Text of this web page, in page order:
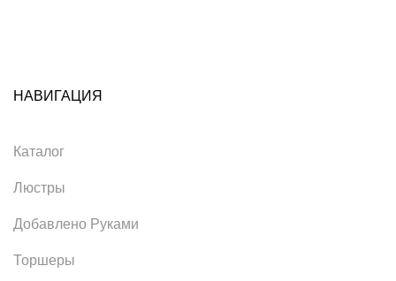
НАВИГАЦИЯ
Каталог
Люстры
Добавлено Руками
Торшеры